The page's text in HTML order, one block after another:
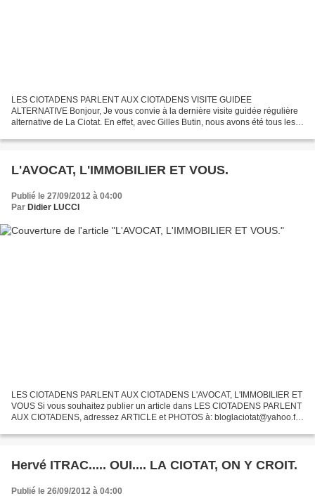
LES CIOTADENS PARLENT AUX CIOTADENS VISITE GUIDEE
ALTERNATIVE Bonjour, Je vous convie à la dernière visite guidée régulière
alternative de La Ciotat. En effet, avec Gilles Butin, nous avons été tous les
L'AVOCAT, L'IMMOBILIER ET VOUS.
Publié le 27/09/2012 à 04:00
Par Didier LUCCI
LES CIOTADENS PARLENT AUX CIOTADENS L'AVOCAT, L'IMMOBILIER ET
VOUS Si vous souhaitez publier un article dans LES CIOTADENS PARLENT
AUX CIOTADENS, adressez ARTICLE et PHOTOS à: bloglaciotat@yahoo.fr
Hervé ITRAC..... OUI.... LA CIOTAT, ON Y CROIT.
Publié le 26/09/2012 à 04:00